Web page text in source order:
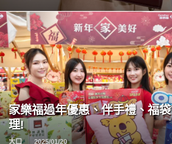
家樂福過年優惠、伴手禮、福
理!
大口 2025/01/20
READ
MORE